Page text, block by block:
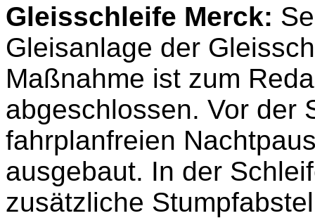
Gleisschleife Merck:
Gleisanlage der
Maßnahme ist zum
abgeschlossen. Vor der
fahrplanfreien
ausgebaut. In der
zusätzliche